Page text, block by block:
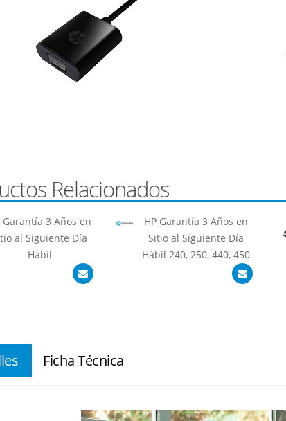
Relacionados
Garantía 3 Años en
al Siguiente Día
Hábil
HP Garantía 3 Años en
Sitio al Siguiente Día
Hábil 240, 250, 440, 450
Ficha Técnica